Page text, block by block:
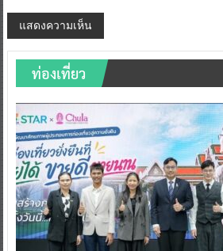
ท่องเที่ยว